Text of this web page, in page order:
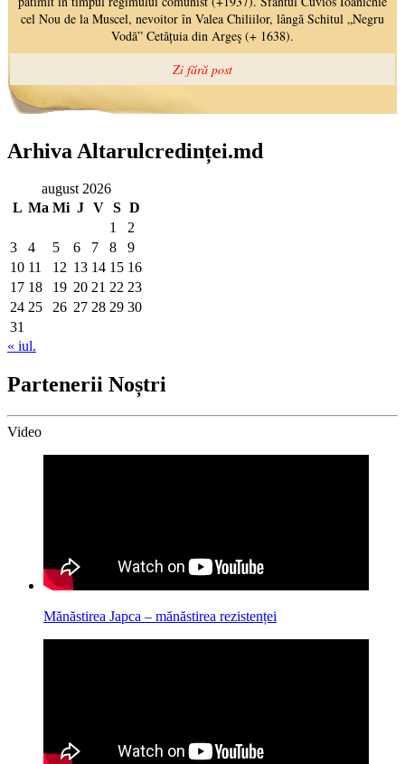
Arhiva Altarulcredinței.md
august 2026
L Ma Mi J V S D
1
2
3
4 5 6 7 8
9
10 11 12 13 14 15 16
17 18 19 20 21 22 23
24 25 26 27 28 29 30
31
« iul.
Partenerii Noștri
Video
Mănăstirea Japca – mănăstirea rezistenței